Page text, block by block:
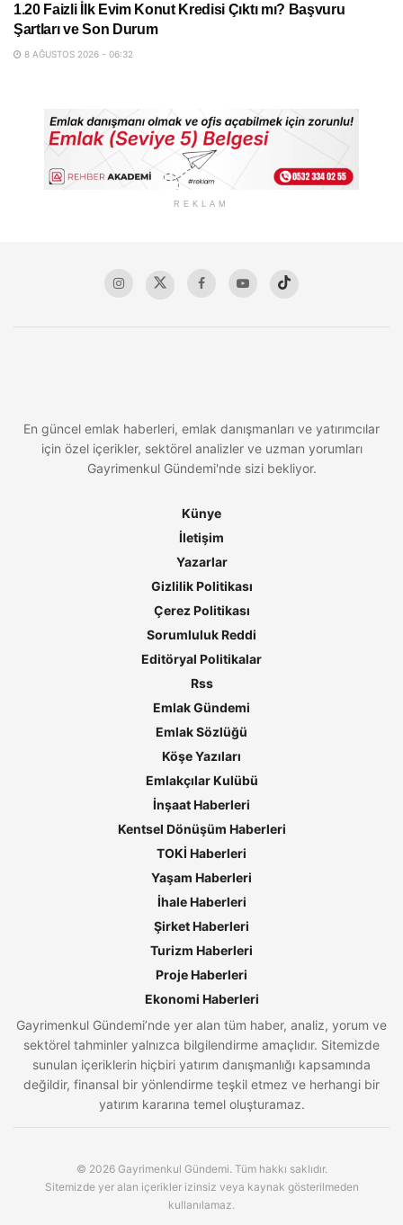
1.20 Faizli İlk Evim Konut Kredisi Çıktı mı? Başvuru
Şartları ve Son Durum
8 AĞUSTOS 2026 - 06:32
REKLAM
En güncel emlak haberleri, emlak danışmanları ve yatırımcılar
için özel içerikler, sektörel analizler ve uzman yorumları
Gayrimenkul Gündemi'nde sizi bekliyor.
Künye
İletişim
Yazarlar
Gizlilik Politikası
Çerez Politikası
Sorumluluk Reddi
Editöryal Politikalar
Rss
Emlak Gündemi
Emlak Sözlüğü
Köşe Yazıları
Emlakçılar Kulübü
İnşaat Haberleri
Kentsel Dönüşüm Haberleri
TOKİ Haberleri
Yaşam Haberleri
İhale Haberleri
Şirket Haberleri
Turizm Haberleri
Proje Haberleri
Ekonomi Haberleri
Gayrimenkul Gündemi’nde yer alan tüm haber, analiz, yorum ve
sektörel tahminler yalnızca bilgilendirme amaçlıdır. Sitemizde
sunulan içeriklerin hiçbiri yatırım danışmanlığı kapsamında
değildir, finansal bir yönlendirme teşkil etmez ve herhangi bir
yatırım kararına temel oluşturamaz.
© 2026 Gayrimenkul Gündemi. Tüm hakkı saklıdır.
Sitemizde yer alan içerikler izinsiz veya kaynak gösterilmeden
kullanılamaz.